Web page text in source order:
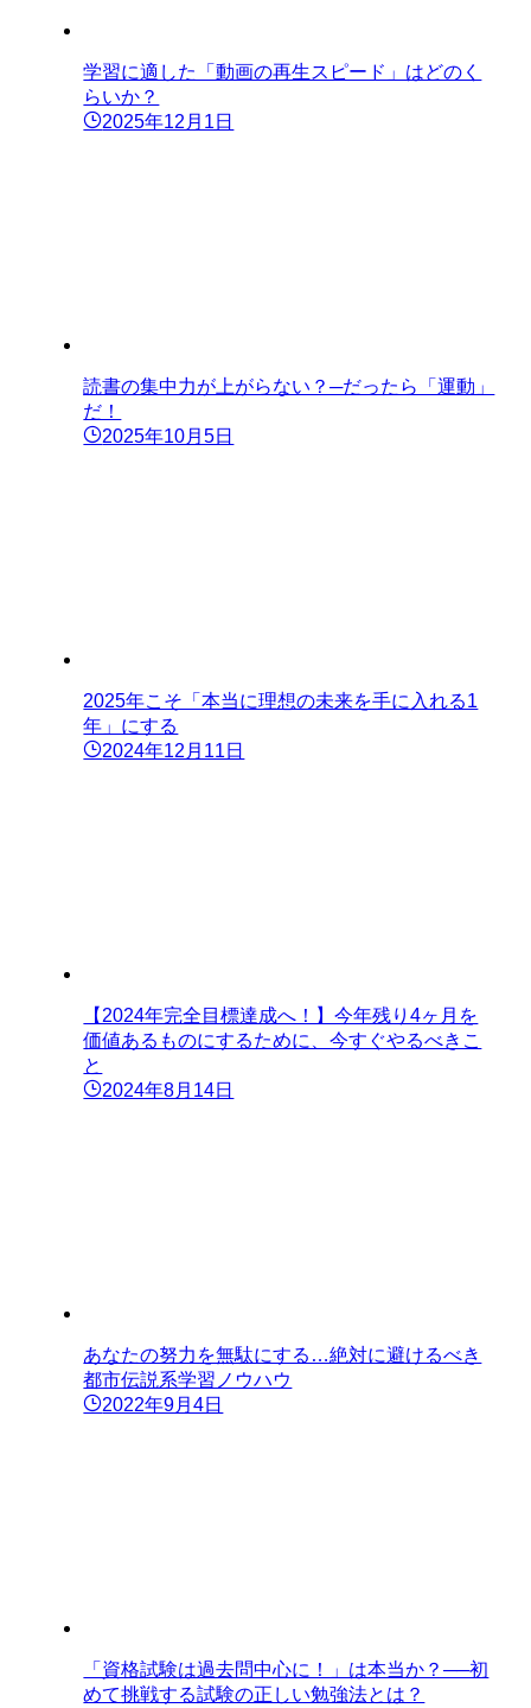
学習に適した「動画の再生スピード」はどのく
らいか？
2025年12月1日
読書の集中力が上がらない？─だったら「運動」
だ！
2025年10月5日
2025年こそ「本当に理想の未来を手に入れる1
年」にする
2024年12月11日
【2024年完全目標達成へ！】今年残り4ヶ月を
価値あるものにするために、今すぐやるべきこ
と
2024年8月14日
あなたの努力を無駄にする…絶対に避けるべき
都市伝説系学習ノウハウ
2022年9月4日
「資格試験は過去問中心に！」は本当か？──初
めて挑戦する試験の正しい勉強法とは？